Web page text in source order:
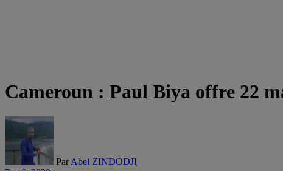
Cameroun : Paul Biya offre 22
Par Abel ZINDODJI